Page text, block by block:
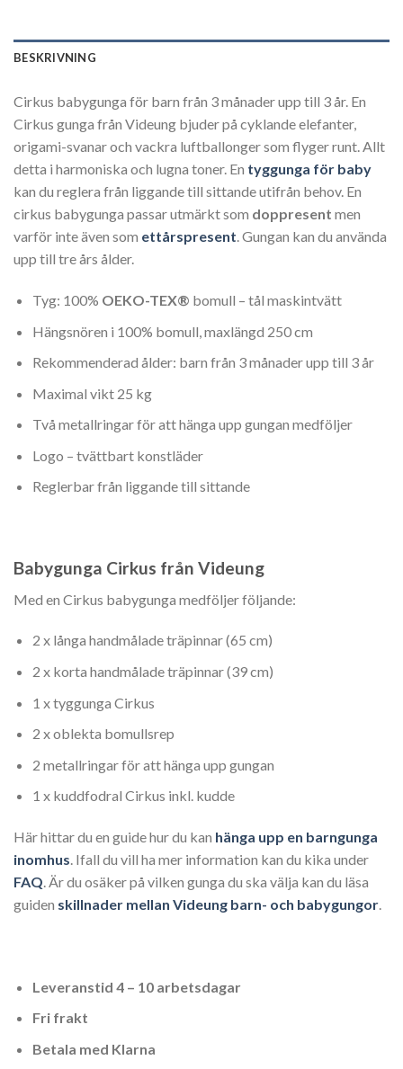
BESKRIVNING
Cirkus babygunga för barn från 3 månader upp till 3 år. En
Cirkus gunga från Videung bjuder på cyklande elefanter,
origami-svanar och vackra luftballonger som flyger runt. Allt
detta i harmoniska och lugna toner. En tyggunga för baby
kan du reglera från liggande till sittande utifrån behov. En
cirkus babygunga passar utmärkt som doppresent men
varför inte även som ettårspresent. Gungan kan du använda
upp till tre års ålder.
Tyg: 100% OEKO-TEX® bomull – tål maskintvätt
Hängsnören i 100% bomull, maxlängd 250 cm
Rekommenderad ålder: barn från 3 månader upp till 3 år
Maximal vikt 25 kg
Två metallringar för att hänga upp gungan medföljer
Logo – tvättbart konstläder
Reglerbar från liggande till sittande
Babygunga Cirkus från Videung
Med en Cirkus babygunga medföljer följande:
2 x långa handmålade träpinnar (65 cm)
2 x korta handmålade träpinnar (39 cm)
1 x tyggunga Cirkus
2 x oblekta bomullsrep
2 metallringar för att hänga upp gungan
1 x kuddfodral Cirkus inkl. kudde
Här hittar du en guide hur du kan hänga upp en barngunga
inomhus. Ifall du vill ha mer information kan du kika under
FAQ. Är du osäker på vilken gunga du ska välja kan du läsa
guiden skillnader mellan Videung barn- och babygungor.
Leveranstid 4 – 10 arbetsdagar
Fri frakt
Betala med Klarna